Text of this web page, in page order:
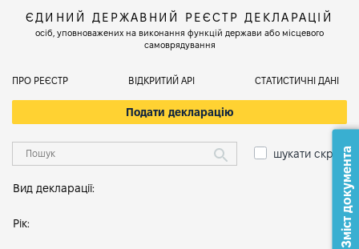
ЄДИНИЙ ДЕРЖАВНИЙ РЕЄСТР ДЕКЛАРАЦІЙ
осіб, уповноважених на виконання функцій держави або місцевого
самоврядування
ПРО РЕЄСТР ВІДКРИТИЙ АРІ СТАТИСТИЧНІ ДАНІ
Подати декларацію
шукати скрізь
Вид декларації:
Рік: Зміст документа